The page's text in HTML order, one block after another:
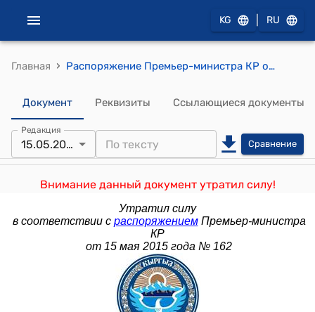
KG RU
Главная › Распоряжение Премьер-министра КР от 1 августа 2014 года № 330 (О внесении изменения и дополнения в распоряжение Премьер-министра Кыргызской Республики от 14 апреля 2014 года № 170)
Документ Реквизиты Ссылающиеся документы
Редакция
15.05.2015 Сравнение
Внимание данный документ утратил силу!